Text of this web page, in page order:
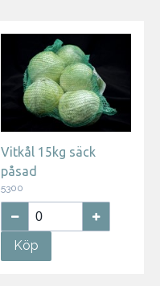
Vitkål 15kg säck
påsad
5300
Köp